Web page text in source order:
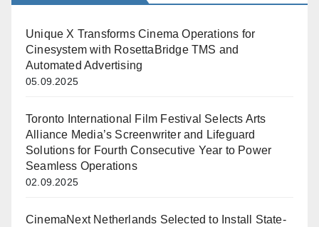
Unique X Transforms Cinema Operations for
Cinesystem with RosettaBridge TMS and
Automated Advertising
05.09.2025
Toronto International Film Festival Selects Arts
Alliance Media’s Screenwriter and Lifeguard
Solutions for Fourth Consecutive Year to Power
Seamless Operations
02.09.2025
CinemaNext Netherlands Selected to Install State-